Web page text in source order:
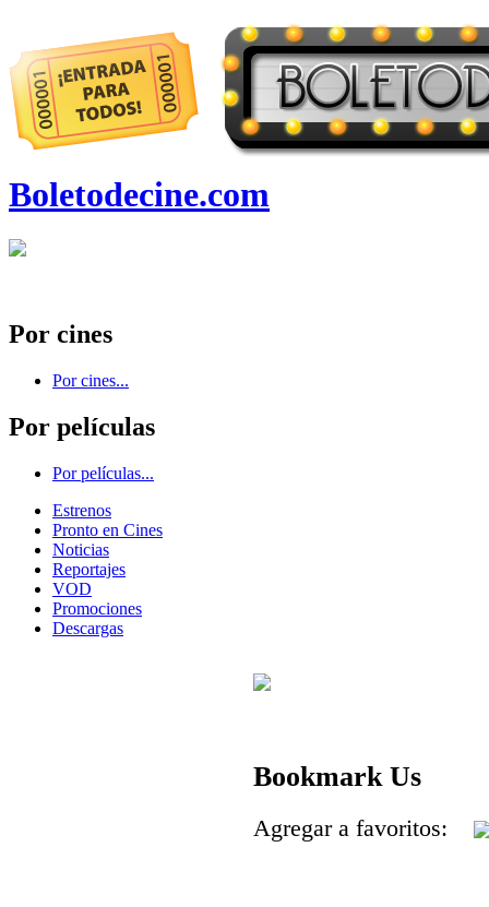
Boletodecine.com
Por cines
Por cines...
Por películas
Por películas...
Estrenos
Pronto en Cines
Noticias
Reportajes
VOD
Promociones
Descargas
Bookmark Us
Agregar a favoritos: